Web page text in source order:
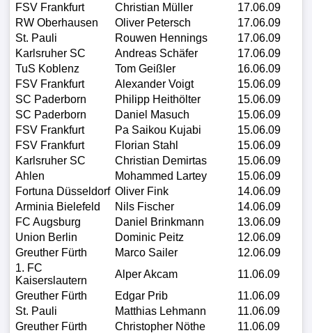
FSV Frankfurt
Christian Müller
17.06.09
RW Oberhausen
Oliver Petersch
17.06.09
St. Pauli
Rouwen Hennings
17.06.09
Karlsruher SC
Andreas Schäfer
17.06.09
TuS Koblenz
Tom Geißler
16.06.09
FSV Frankfurt
Alexander Voigt
15.06.09
SC Paderborn
Philipp Heithölter
15.06.09
SC Paderborn
Daniel Masuch
15.06.09
FSV Frankfurt
Pa Saikou Kujabi
15.06.09
FSV Frankfurt
Florian Stahl
15.06.09
Karlsruher SC
Christian Demirtas
15.06.09
Ahlen
Mohammed Lartey
15.06.09
Fortuna Düsseldorf Oliver Fink
14.06.09
Arminia Bielefeld
Nils Fischer
14.06.09
FC Augsburg
Daniel Brinkmann
13.06.09
Union Berlin
Dominic Peitz
12.06.09
Greuther Fürth
Marco Sailer
12.06.09
1. FC
Kaiserslautern
Alper Akcam
11.06.09
Greuther Fürth
Edgar Prib
11.06.09
St. Pauli
Matthias Lehmann
11.06.09
Greuther Fürth
Christopher Nöthe
11.06.09